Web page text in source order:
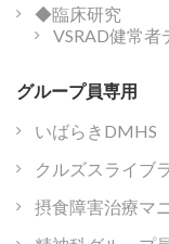
◆臨床研究
VSRAD健常者
グループ員専用
いばらきDMHS
クルズスライブ
摂食障害治療マ